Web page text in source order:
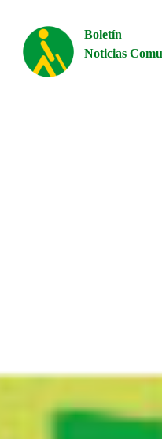
Boletín
Noticias